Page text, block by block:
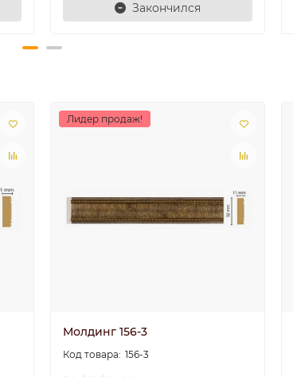
Закончился
Лидер продаж!
Молдинг 156-3
156-3